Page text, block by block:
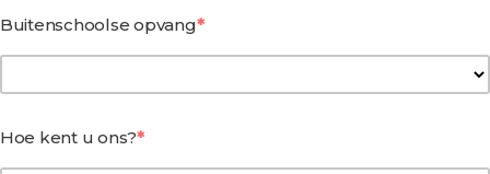
Buitenschoolse opvang
Hoe kent u ons?